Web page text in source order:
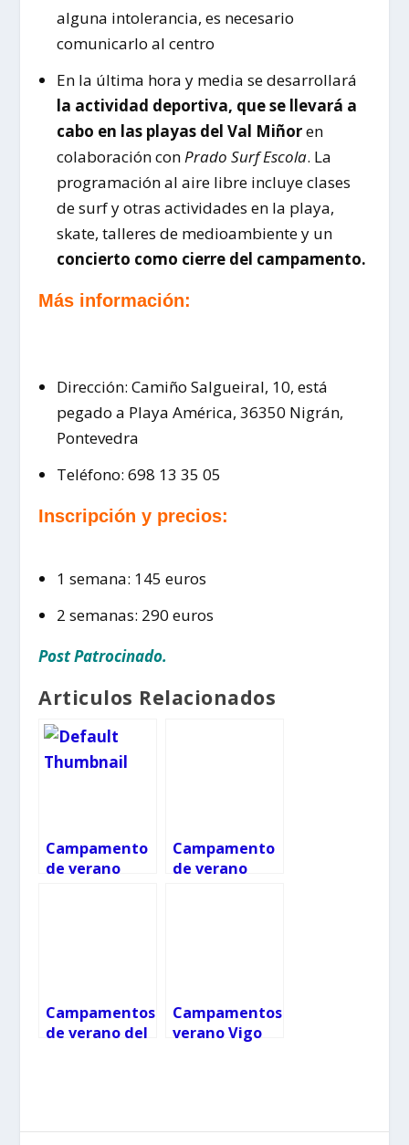
alguna intolerancia, es necesario
comunicarlo al centro
En la última hora y media se desarrollará
la actividad deportiva, que se llevará a
cabo en las playas del Val Miñoren
colaboración con Prado Surf Escola. La
programación al aire libre incluye clases
de surf y otras actividades en la playa,
skate, talleres de medioambiente y un
concierto como cierre del campamento.
Más información:
Dirección: Camiño Salgueiral, 10, está
pegado a Playa América, 36350 Nigrán,
Pontevedra
Teléfono: 698 13 35 05
Inscripción y precios:
1 semana: 145 euros
2 semanas: 290 euros
Post Patrocinado.
Articulos Relacionados
Campamento
de verano
Campamento
de verano
Campamentos
de verano del
Campamentos
verano Vigo